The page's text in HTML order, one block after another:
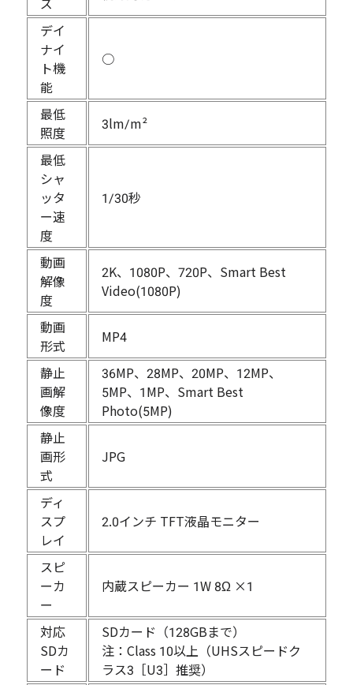
デイ
ナイ
ト機
能
○
最低
照度
3lm/m²
最低
シャ
ッタ
ー速
度
1/30秒
動画
解像
度
2K、1080P、720P、Smart Best
Video(1080P)
動画
形式
MP4
静止
画解
像度
36MP、28MP、20MP、12MP、
5MP、1MP、Smart Best
Photo(5MP)
静止
画形
式
JPG
ディ
スプ
レイ
2.0インチ TFT液晶モニター
スピ
ーカ
ー
内蔵スピーカー 1W 8Ω ×1
対応
SDカ
ード
SDカード（128GBまで）
注：Class 10以上（UHSスピードク
ラス3［U3］推奨）